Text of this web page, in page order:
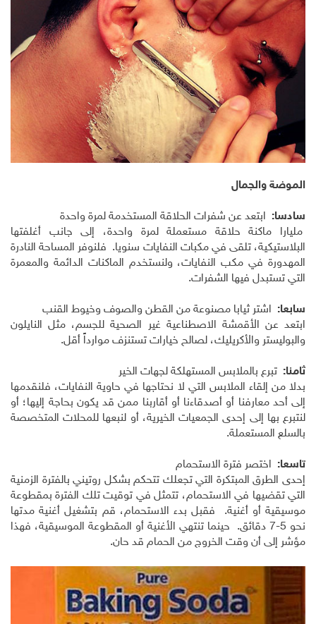
الموضة والجمال
سادسا: ابتعد عن شفرات الحلاقة المستخدمة لمرة واحدة
مليارا ماكنة حلاقة مستعملة لمرة واحدة، إلى جانب أغلفتها
البلاستيكية، تلقى في مكبات النفايات سنويا. فلنوفر المساحة النادرة
المهدورة في مكب النفايات، ولنستخدم الماكنات الدائمة والمعمرة
التي تستبدل فيها الشفرات.
سابعا: اشتر ثيابا مصنوعة من القطن والصوف وخيوط القنب
ابتعد عن الأقمشة الاصطناعية غير الصحية للجسم، مثل النايلون
والبوليستر والأكريليك، لصالح خيارات تستنزف موارداً أقل.
ثامنا: تبرع بالملابس المستهلكة لجهات الخير
بدلا من إلقاء الملابس التي لا نحتاجها في حاوية النفايات، فلنقدمها
إلى أحد معارفنا أو أصدقاءنا أو أقاربنا ممن قد يكون بحاجة إليها؛ أو
لنتبرع بها إلى إحدى الجمعيات الخيرية، أو لنبعها للمحلات المتخصصة
بالسلع المستعملة.
تاسعا: اختصر فترة الاستحمام
إحدى الطرق المبتكرة التي تجعلك تتحكم بشكل روتيني بالفترة الزمنية
التي تقضيها في الاستحمام، تتمثل في توقيت تلك الفترة بمقطوعة
موسيقية أو أغنية. فقبل بدء الاستحمام، قم بتشغيل أغنية مدتها
نحو 5-7 دقائق. حينما تنتهي الأغنية أو المقطوعة الموسيقية، فهذا
مؤشر إلى أن وقت الخروج من الحمام قد حان.